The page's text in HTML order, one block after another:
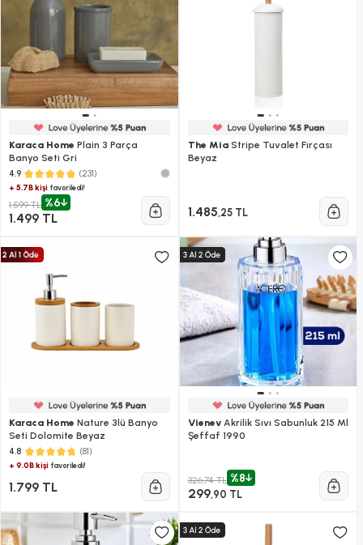
Karaca Home Plain 3 Parça
Banyo Seti Gri
4.9 (231)
+ 5.7B kişi favoriledi!
1.599 TL %6
1.499 TL
The MiaStripe Tuvalet Fırçası
Beyaz
1.485,25 TL
Karaca Home Nature 3lü Banyo
Seti Dolomite Beyaz
4.8 (81)
+ 9.0B kişi favoriledi!
1.799 TL
VienevAkrilik Sıvı Sabunluk 215 Ml
Şeffaf 1990
326,74 TL %8
299,90 TL